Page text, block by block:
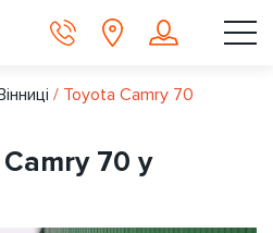
/ Toyota Camry 70
70 у